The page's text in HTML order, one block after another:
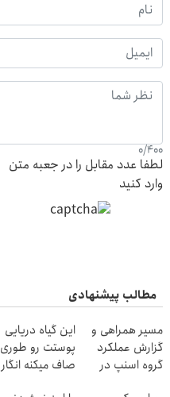
0/400
لطفا عدد مقابل را در جعبه متن
وارد کنید
مطالب پیشنهادی
مسیر همراهی و
گزارش عملکرد
گروه اسنپ در
این گیاه دریایی
پوستت رو طوری
صاف میکنه انگار